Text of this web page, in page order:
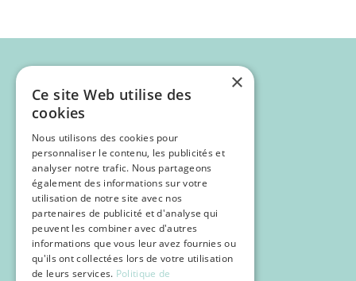
Programme
Inscription
POCUS
×
Ce site Web utilise des
cookies
Nous utilisons des cookies pour
personnaliser le contenu, les publicités et
analyser notre trafic. Nous partageons
également des informations sur votre
utilisation de notre site avec nos
partenaires de publicité et d'analyse qui
peuvent les combiner avec d'autres
informations que vous leur avez fournies ou
qu'ils ont collectées lors de votre utilisation
de leurs services. Politique de